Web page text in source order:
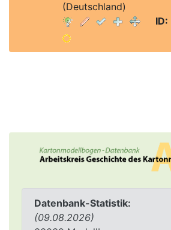
Datenbank-Statistik:
(09.08.2026)
(Deutschland)
ID: